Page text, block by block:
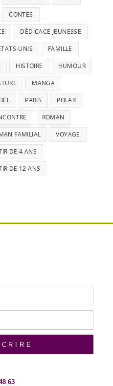
CONTES
DÉDICACE JEUNESSE
UNIS FAMILLE
HISTOIRE HUMOUR
MANGA
PARIS POLAR
ROMAN
FAMILIAL VOYAGE
DE 4 ANS
DE 12 ANS
63